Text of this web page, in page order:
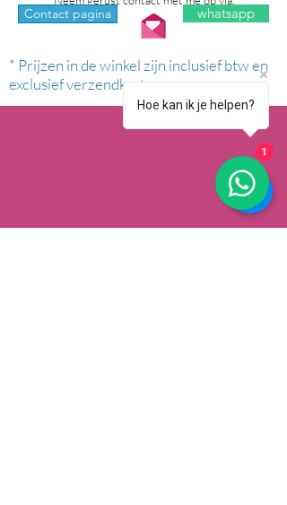
Contact pagina whatsapp
* Prijzen in de winkel zijn inclusief btw en
exclusief verzendkosten.
Hoe kan ik je helpen?
1